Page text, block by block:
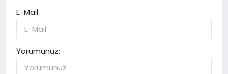
E-Mail:
Yorumunuz: